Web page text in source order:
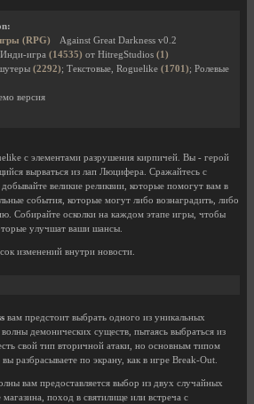
(RPG)
Against Great Darkness v0.2
Инди-игра (14535) от HitregStudios (1)
(2292); Текстовые, Roguelike (1701); Ролевые
версия
с элементами разрушения кирпичей. Вы - герой
вырваться из лап Люцифера. Сражайтесь с
великие реликвии, которые помогут вам в
события, которые могут либо вознаградить, либо
Собирайте осколки на каждом этапе игры, чтобы
улучшат ваши шансы.
изменений внутри новости.
вам предстоит выбрать одного из уникальных
демонических существ, пытаясь выбраться из
свой тип вторичной атаки, но основным типом
разбрасываете по экрану, как в игре Break-Out.
вам предоставляется выбор из двух случайных
поход в святилище или встреча с